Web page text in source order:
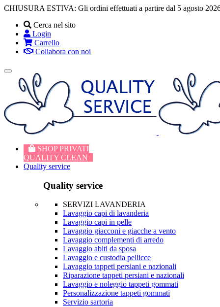
CHIUSURA ESTIVA: Gli ordini effettuati a partire dal 5 agosto
Cerca nel sito
Login
Carrello
Collabora con noi
Toggle
navigation
SHOP PRIVATI
QUALITY CLEAN
Quality service
Quality service
SERVIZI LAVANDERIA
Lavaggio capi di lavanderia
Lavaggio capi in pelle
Lavaggio giacconi e giacche a vento
Lavaggio complementi di arredo
Lavaggio abiti da sposa
Lavaggio e custodia pellicce
Lavaggio tappeti persiani e nazionali
Riparazione tappeti persiani e nazionali
Lavaggio e noleggio tappeti gommati
Personalizzazione tappeti gommati
Servizio sartoria